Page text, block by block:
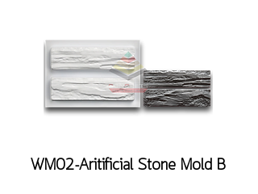
WM02-Aritificial Stone Mold B